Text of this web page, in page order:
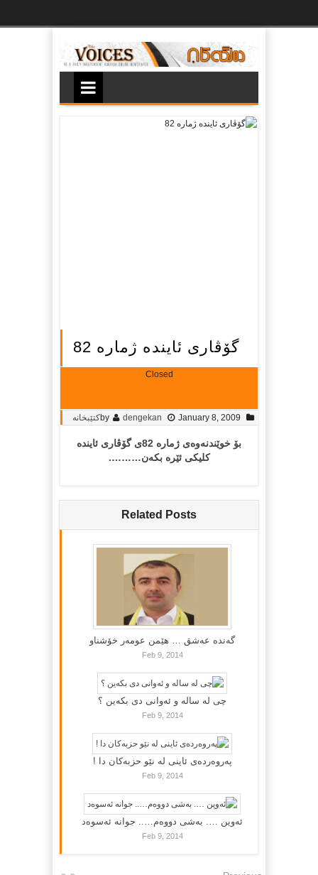
گۆڤاری ئاینده‌ ژماره‌ 82
Closed
by dengekan January 8, 2009 کتێبخانە
بۆ خوێندنه‌وه‌ی ژماره‌ 82ی گۆڤاری ئاینده‌
کلیکی ئێره‌ بکه‌ن……….
Related Posts
گه‌نده‌ عه‌شق … هێمن عومه‌ر خۆشناو
Feb 9, 2014
چی لە سالە و ئەوانی دی بكەین ؟
Feb 9, 2014
پەروەردەی ئاینی لە نێو حزبەکان دا !
Feb 9, 2014
ئەوین …. بەشی دووەم….. جوانە ئەسوەد
Feb 9, 2014